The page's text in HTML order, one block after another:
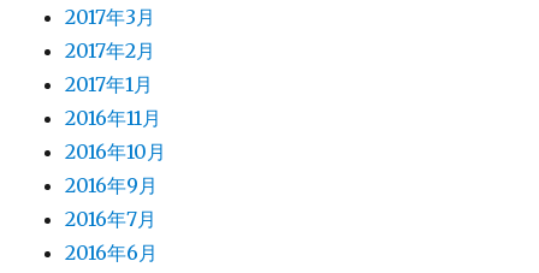
2017年3月
2017年2月
2017年1月
2016年11月
2016年10月
2016年9月
2016年7月
2016年6月